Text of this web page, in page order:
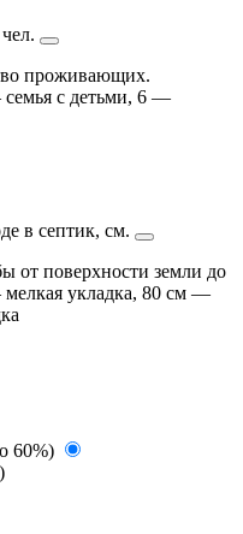
проживающих.
с детьми, 6 —
в септик, см.
от поверхности земли до
укладка, 80 см —
60%)